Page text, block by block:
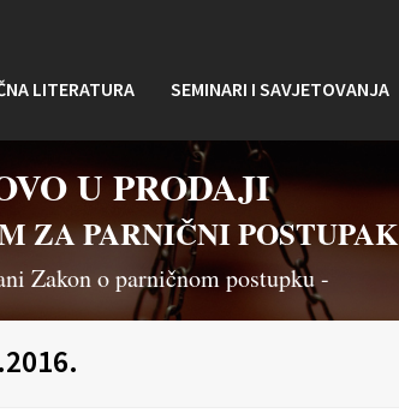
LITERATURA SEMINARI I SAVJETOVANJA
U PRODAJI
ZA PARNIČNI POSTUPAK
Zakon o parničnom postupku -